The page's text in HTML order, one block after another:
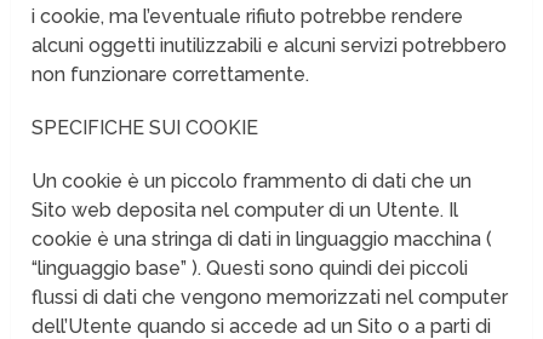
i cookie, ma l’eventuale rifiuto potrebbe rendere
alcuni oggetti inutilizzabili e alcuni servizi potrebbero
non funzionare correttamente.
SPECIFICHE SUI COOKIE
Un cookie è un piccolo frammento di dati che un
Sito web deposita nel computer di un Utente. Il
cookie è una stringa di dati in linguaggio macchina (
“linguaggio base” ). Questi sono quindi dei piccoli
flussi di dati che vengono memorizzati nel computer
dell’Utente quando si accede ad un Sito o a parti di